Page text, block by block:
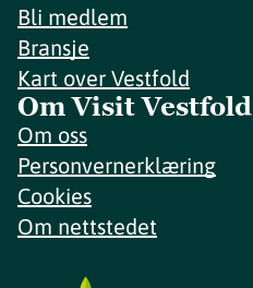
Bli medlem
Bransje
Kart over Vestfold
Om Visit Vestfold
Om oss
Personvernerklæring
Cookies
Om nettstedet